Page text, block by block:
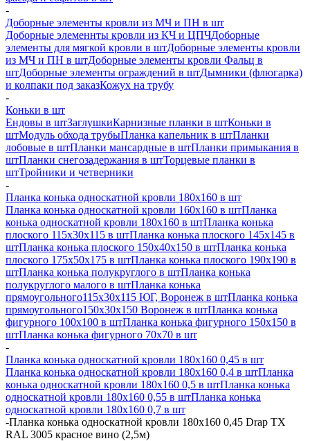
-
Доборные элементы кровли из МЧ и ПН в шт
Доборные элеменнты кровли из КЧ и ЦПЧДоборные
элементы для мягкой кровли в штДоборные элементы кровли
из МЧ и ПН в штДоборные элементы кровли Фальц в
штДоборные элементы ограждений в штДымники (флюгарка)
и колпаки под заказКожух на трубу
-
Коньки в шт
Ендовы в штЗаглушкиКарнизные планки в штКоньки в
штМодуль обхода трубыПланка капельник в штПланки
лобовые в штПланки мансардные в штПланки примыкания в
штПланки снегозадержания в штТорцевые планки в
штТройники и четверники
-
Планка конька односкатной кровли 180х160 в шт
Планка конька односкатной кровли 160х160 в штПланка
конька односкатной кровли 180х160 в штПланка конька
плоского 115х30х115 в штПланка конька плоского 145х145 в
штПланка конька плоского 150х40х150 в штПланка конька
плоского 175х50х175 в штПланка конька плоского 190х190 в
штПланка конька полукруглого в штПланка конька
полукруглого малого в штПланка конька
прямоугольного115х30х115 ЮГ, Воронеж в штПланка конька
прямоугольного150х30х150 Воронеж в штПланка конька
фигурного 100x100 в штПланка конька фигурного 150x150 в
штПланка конька фигурного 70x70 в шт
-
Планка конька односкатной кровли 180х160 0,45 в шт
Планка конька односкатной кровли 180х160 0,4 в штПланка
конька односкатной кровли 180х160 0,5 в штПланка конька
односкатной кровли 180х160 0,55 в штПланка конька
односкатной кровли 180х160 0,7 в шт
-Планка конька односкатной кровли 180x160 0,45 Drap TX
RAL 3005 красное вино (2,5м)